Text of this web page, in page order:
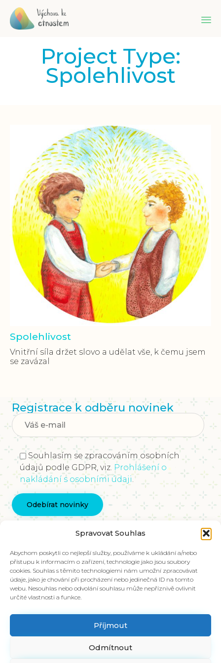
Spravovat Souhlas
Abychom poskytli co nejlepší služby, používáme k ukládání a/nebo
přístupu k informacím o zařízení, technologie jako jsou soubory
cookies. Souhlas s těmito technologiemi nám umožní zpracovávat
údaje, jako je chování při procházení nebo jedinečná ID na tomto
webu. Nesouhlas nebo odvolání souhlasu může nepříznivě ovlivnit
určité vlastnosti a funkce.
Příjmout
Odmítnout
Project Type:
Spolehlivost
Spolehlivost
Vnitřní síla držet slovo a udělat vše, k čemu jsem
se zavázal
Registrace k odběru novinek
Souhlasím se zpracováním osobních
údajů podle GDPR, viz. Prohlášení o
nakládání s osobními údaji.
Kontaktujte nás
info@vychovakectnostem.cz
Nadace Pangea, Rohanské nábřeží 671/15, Karlín,
186 00 Praha 8
V případě zájmu o materiály ve slovenštině,
kontaktujte kolegy na emailu:
Položit dotaz